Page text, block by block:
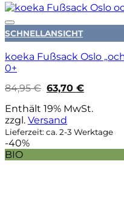
SCHNELLANSICHT
koeka Fußsack Oslo
0+
84,95€ Ursprünglicher
war:
84,95 €
63,70 €Aktueller
ist:
Enthält 19% MwSt.
zzgl. Versand
Lieferzeit: ca. 2-3 Werktage
-40%
BIO